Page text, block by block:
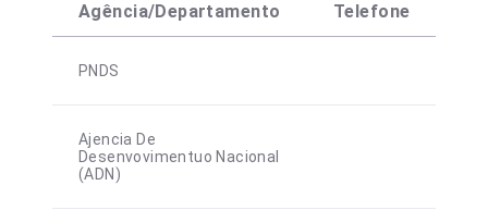
Agência/Departamento Telefone
PNDS
Ajencia De
Desenvovimentuo Nacional
(ADN)